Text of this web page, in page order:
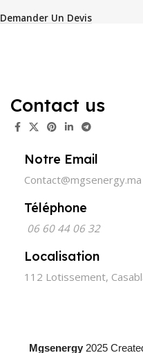
Demander Un Devis
Contact us
Notre Email
Contact@mgsenergy.ma
Téléphone
06 60 44 06 32
Localisation
112 Lotissement,
Mgsenergy2025